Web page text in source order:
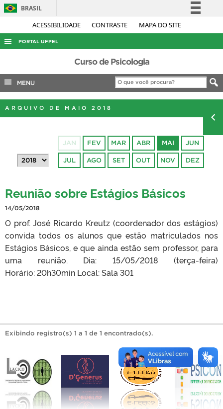
ACESSIBILIDADE CONTRASTE MAPA DO SITE
BRASIL
Simplifique!
Acesso à informação
Legislação
Canais
PORTAL UFPEL
ACESSO À INFORMAÇÃO
AUDITORIA
COBALTO
CONCURSOS
OUVIDORIA
TELEFONES
Curso de Psicologia
MENU
ARQUIVO DE MAIO 2018
JAN FEV MAR ABR MAI JUN
JUL AGO SET OUT NOV DEZ
Reunião sobre Estágios Básicos
14/05/2018
O prof. José Ricardo Kreutz (coordenador dos estágios)
convida todos os alunos que estão matriculados nos
Estágios Básicos, e que ainda estão sem professor, para
uma reunião. Dia: 15/05/2018 (terça-feira)
Horário: 20h30min Local: Sala 301
Exibindo registro(s) 1 a 1 de 1 encontrado(s).